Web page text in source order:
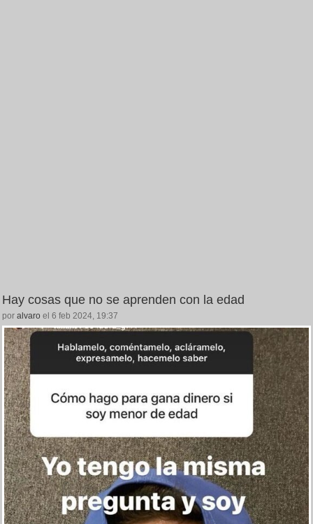
Hay cosas que no se aprenden con la edad
por alvaro el 6 feb 2024, 19:37